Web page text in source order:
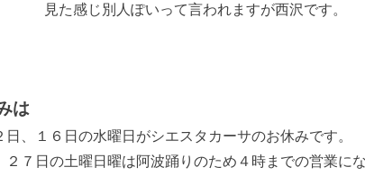
見た感じ別人ぽいって言われますが西沢です。
は
、１６日の水曜日がシエスタカーサのお休みです。
２７日の土曜日曜は阿波踊りのため４時までの営業に